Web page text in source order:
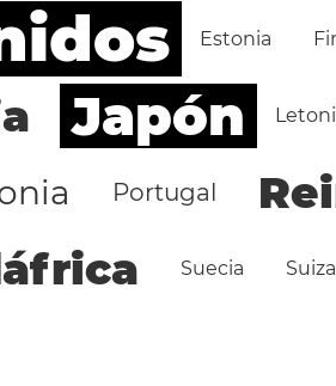
Estonia
Japón
Portugal
Suecia Suiza